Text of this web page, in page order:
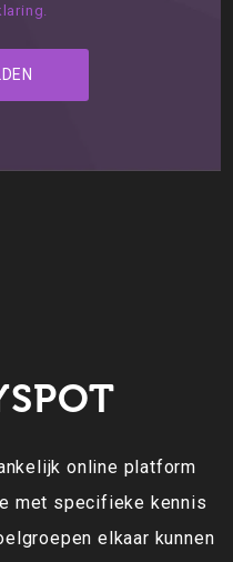
online platform
met specifieke kennis
elkaar kunnen